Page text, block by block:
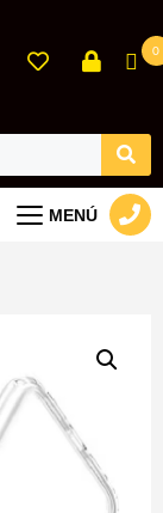
0
MENÚ